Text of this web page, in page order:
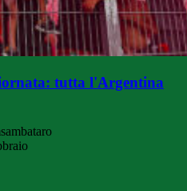
tutta l'Argentina